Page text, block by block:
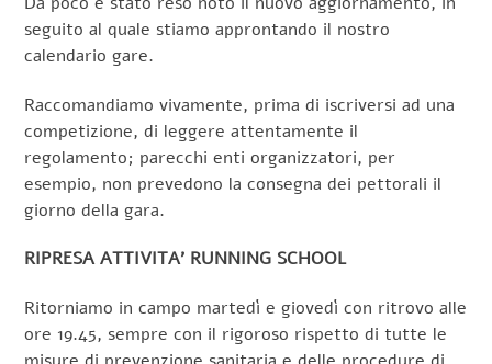
seguito al quale stiamo approntando il nostro
calendario gare.
Raccomandiamo vivamente, prima di iscriversi ad una
competizione, di leggere attentamente il
regolamento; parecchi enti organizzatori, per
esempio, non prevedono la consegna dei pettorali il
giorno della gara.
RIPRESA ATTIVITA’ RUNNING SCHOOL
Ritorniamo in campo martedì e giovedì con ritrovo alle
ore 19.45, sempre con il rigoroso rispetto di tutte le